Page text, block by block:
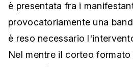
è presentata fra i
provocatoriamente una
è reso necessario
Nel mentre il corteo